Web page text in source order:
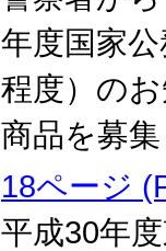
年度国家
程度）の
商品を募
18ページ
平成30年